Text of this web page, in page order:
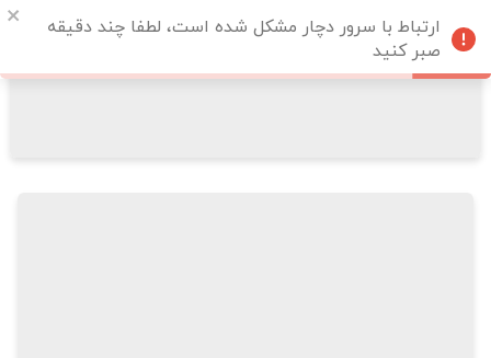
ارتباط با سرور دچار مشکل شده است، لطفا چند دقیقه
صبر کنید